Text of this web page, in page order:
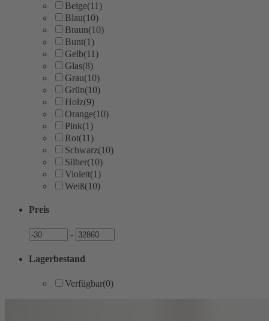
Beige(11)
Blau(10)
Braun(10)
Bunt(1)
Gelb(11)
Glas(8)
Grau(10)
Grün(10)
Holz(9)
Orange(10)
Pink(1)
Rot(11)
Schwarz(10)
Silber(10)
Violett(1)
Weiß(10)
Preis
Preis - Preis
Lagerbestand
Verfügbar(0)